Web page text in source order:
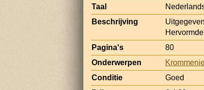
Taal
Beschrijving
Pagina's
80
Onderwerpen
Conditie
Goed